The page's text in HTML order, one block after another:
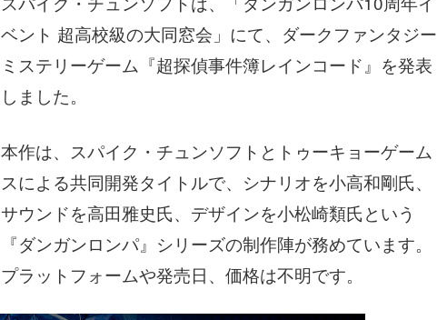
ベント 超高校級の大同窓会」にて、ダークファンタジー
ミステリーゲーム『超探偵事件簿レインコード』を発表
しました。
本作は、スパイク・チュンソフトとトゥーキョーゲーム
スによる共同開発タイトルで、シナリオを小高和剛氏、
サウンドを高田雅史氏、デザインを小松崎類氏という
『ダンガンロンパ』シリーズの制作陣が務めています。
プラットフォームや発売日、価格は不明です。